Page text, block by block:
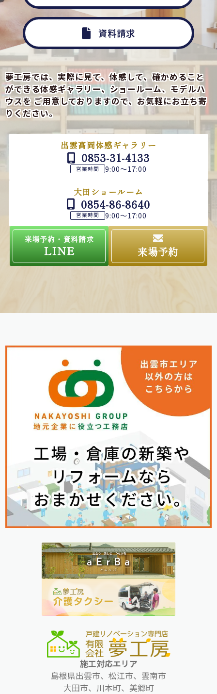
資料請求
夢工房では、実際に見て、体感して、確かめること
ができる体感ギャラリー、ショールーム、モデルハ
ウスをご用意しておりますので、お気軽にお立ち寄
りください。
出雲高岡体感ギャラリー
0853-31-4133
営業時間 9:00～17:00
大田ショールーム
0854-86-8640
営業時間 9:00～17:00
来場予約・資料請求
LINE 来場予約
施工対応エリア
島根県出雲市、松江市、雲南市
大田市、川本町、美郷町